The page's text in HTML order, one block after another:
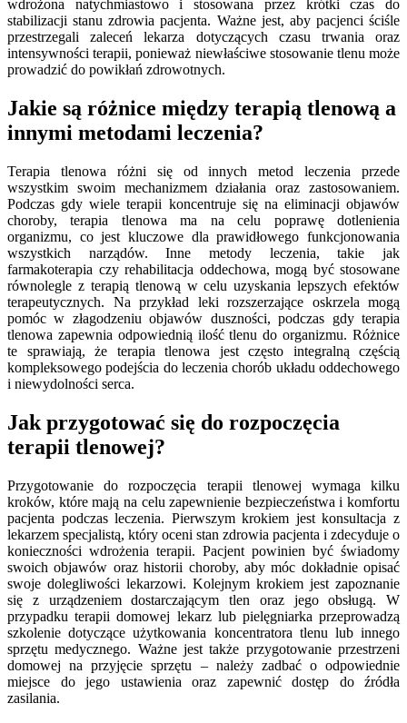
wdrożona natychmiastowo i stosowana przez krótki czas do
stabilizacji stanu zdrowia pacjenta. Ważne jest, aby pacjenci ściśle
przestrzegali zaleceń lekarza dotyczących czasu trwania oraz
intensywności terapii, ponieważ niewłaściwe stosowanie tlenu może
prowadzić do powikłań zdrowotnych.
Jakie są różnice między terapią tlenową a
innymi metodami leczenia?
Terapia tlenowa różni się od innych metod leczenia przede
wszystkim swoim mechanizmem działania oraz zastosowaniem.
Podczas gdy wiele terapii koncentruje się na eliminacji objawów
choroby, terapia tlenowa ma na celu poprawę dotlenienia
organizmu, co jest kluczowe dla prawidłowego funkcjonowania
wszystkich narządów. Inne metody leczenia, takie jak
farmakoterapia czy rehabilitacja oddechowa, mogą być stosowane
równolegle z terapią tlenową w celu uzyskania lepszych efektów
terapeutycznych. Na przykład leki rozszerzające oskrzela mogą
pomóc w złagodzeniu objawów duszności, podczas gdy terapia
tlenowa zapewnia odpowiednią ilość tlenu do organizmu. Różnice
te sprawiają, że terapia tlenowa jest często integralną częścią
kompleksowego podejścia do leczenia chorób układu oddechowego
i niewydolności serca.
Jak przygotować się do rozpoczęcia
terapii tlenowej?
Przygotowanie do rozpoczęcia terapii tlenowej wymaga kilku
kroków, które mają na celu zapewnienie bezpieczeństwa i komfortu
pacjenta podczas leczenia. Pierwszym krokiem jest konsultacja z
lekarzem specjalistą, który oceni stan zdrowia pacjenta i zdecyduje o
konieczności wdrożenia terapii. Pacjent powinien być świadomy
swoich objawów oraz historii choroby, aby móc dokładnie opisać
swoje dolegliwości lekarzowi. Kolejnym krokiem jest zapoznanie
się z urządzeniem dostarczającym tlen oraz jego obsługą. W
przypadku terapii domowej lekarz lub pielęgniarka przeprowadzą
szkolenie dotyczące użytkowania koncentratora tlenu lub innego
sprzętu medycznego. Ważne jest także przygotowanie przestrzeni
domowej na przyjęcie sprzętu – należy zadbać o odpowiednie
miejsce do jego ustawienia oraz zapewnić dostęp do źródła
zasilania.